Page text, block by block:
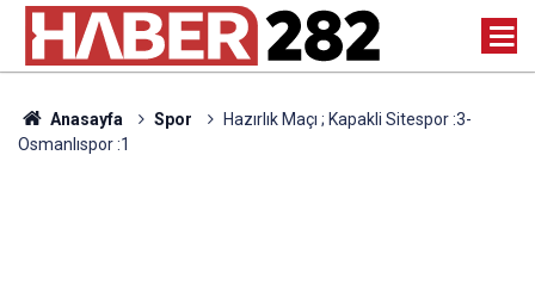
Anasayfa Spor
Hazırlık Maçı ; Kapakli Sitespor :3-
Osmanlıspor :1